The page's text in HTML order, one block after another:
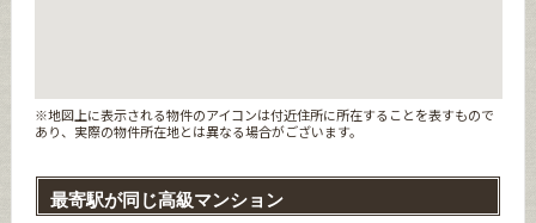
※地図上に表示される物件のアイコンは付近住所に所在することを表すもので
あり、実際の物件所在地とは異なる場合がございます。
最寄駅が同じ高級マンション